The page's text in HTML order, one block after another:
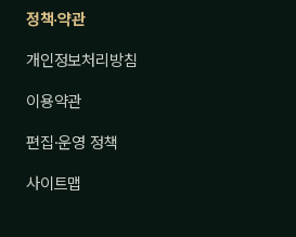
정책·약관
개인정보처리방침
이용약관
편집·운영 정책
사이트맵